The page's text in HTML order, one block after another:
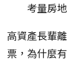
考量房
高資產長輩
票，為什麼